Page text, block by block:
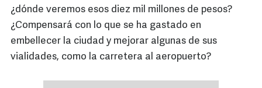
¿dónde veremos esos diez mil millones de pesos?
¿Compensará con lo que se ha gastado en
embellecer la ciudad y mejorar algunas de sus
vialidades, como la carretera al aeropuerto?